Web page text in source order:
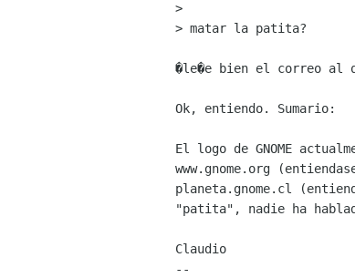
>
> matar la patita?
�le�e bien el correo al
Ok, entiendo. Sumario:
El logo de GNOME
www.gnome.org
planeta.gnome.cl
"patita", nadie ha
Claudio
--